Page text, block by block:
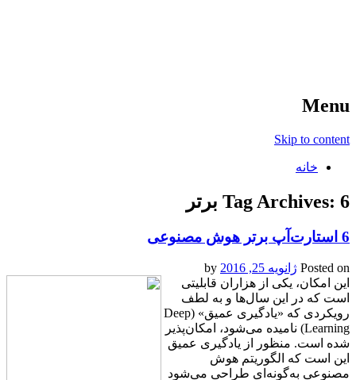
Menu
Skip to content
خانه
Tag Archives: 6 برتر
6 استارت‌آپ برتر هوش مصنوعی
Posted on ژانویه 25, 2016
این امکان، یکی از هزاران قابلیتی
است که در این سال‌ها و به لطف
رویکردی که «یادگیری عمیق» (Deep
Learning) نامیده می‌شود، امکان‌پذیر
شده است. منظور از یادگیری عمیق
این است که الگوریتم هوش
مصنوعی به‌گونه‌ای طراحی می‌شود